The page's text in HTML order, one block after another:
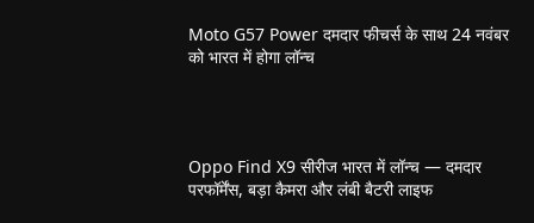
Moto G57 Power दमदार फीचर्स के साथ 24 नवंबर
को भारत में होगा लॉन्च
Oppo Find X9 सीरीज भारत में लॉन्च — दमदार
परफॉर्मेंस, बड़ा कैमरा और लंबी बैटरी लाइफ